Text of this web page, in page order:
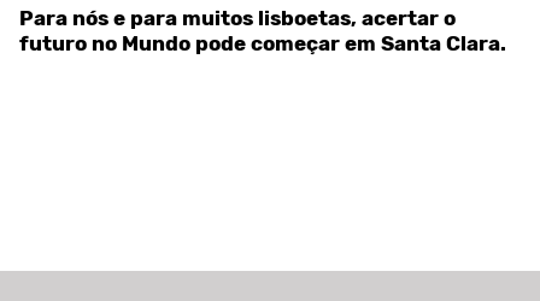
Para nós e para muitos lisboetas, acertar o
futuro no Mundo pode começar em Santa Clara.